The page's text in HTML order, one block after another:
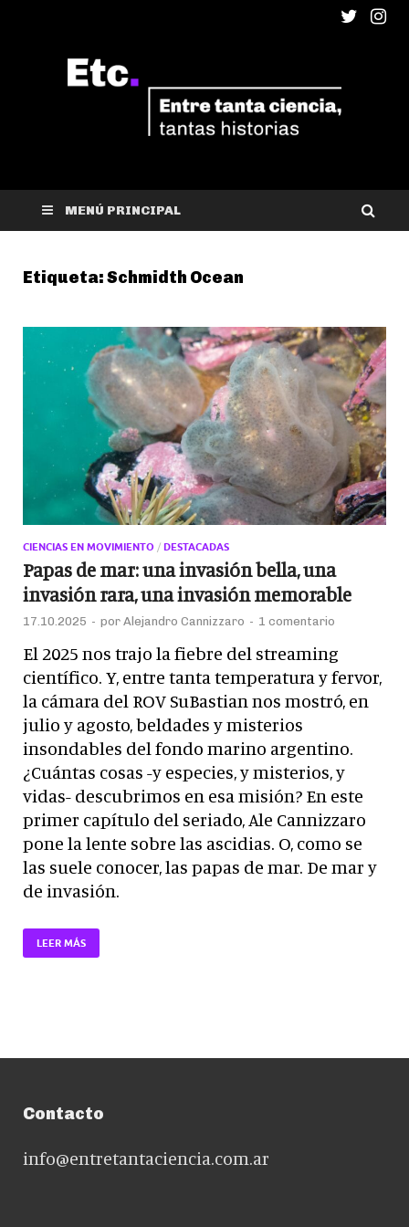
ETC
MENÚ PRINCIPAL
Etiqueta:Schmidth Ocean
CIENCIAS EN MOVIMIENTO / DESTACADAS
Papas de mar: una invasión bella, una
invasión rara, una invasión memorable
17.10.2025 - por Alejandro Cannizzaro - 1 comentario
El 2025 nos trajo la fiebre del streaming
científico. Y, entre tanta temperatura y fervor,
la cámara del ROV SuBastian nos mostró, en
julio y agosto, beldades y misterios
insondables del fondo marino argentino.
¿Cuántas cosas -y especies, y misterios, y
vidas- descubrimos en esa misión? En este
primer capítulo del seriado, Ale Cannizzaro
pone la lente sobre las ascidias. O, como se
las suele conocer, las papas de mar. De mar y
de invasión.
LEER MÁS
Contacto
info@entretantaciencia.com.ar